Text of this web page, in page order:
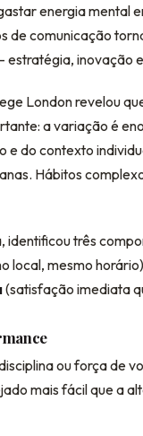
energia mental
de comunicação
inovação
London revelou
a variação é
do contexto
Hábitos
identificou três
local, mesmo
(satisfação imediata
ou força de
mais fácil que a